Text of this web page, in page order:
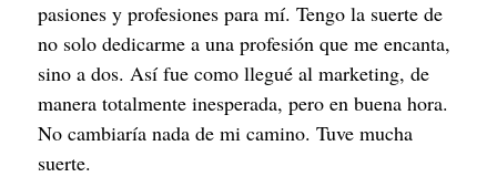
pasiones y profesiones para mí. Tengo la suerte de
no solo dedicarme a una profesión que me encanta,
sino a dos. Así fue como llegué al marketing, de
manera totalmente inesperada, pero en buena hora.
No cambiaría nada de mi camino. Tuve mucha
suerte.